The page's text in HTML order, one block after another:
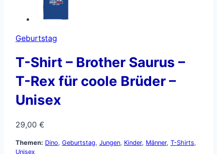
Geburtstag
T-Shirt – Brother Saurus –
T-Rex für coole Brüder –
Unisex
29,00 €
Themen: Dino, Geburtstag, Jungen, Kinder, Männer, T-Shirts,
Unisex